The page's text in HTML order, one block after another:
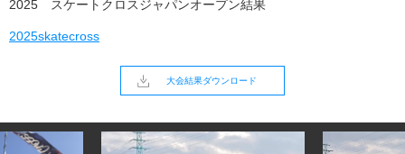
2025 スケートクロスジャパンオープン結果
2025skatecross
大会結果ダウンロード